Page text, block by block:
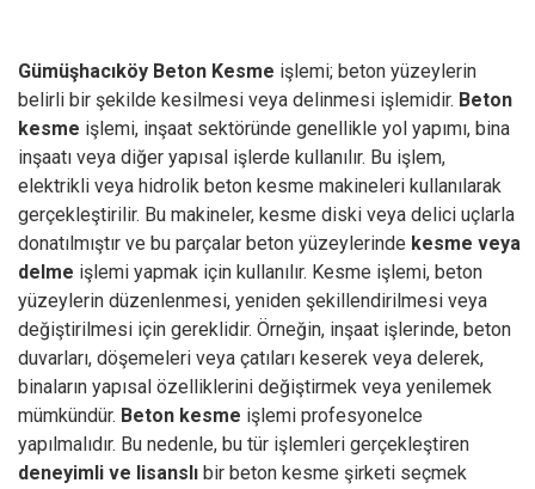
Gümüşhacıköy Beton Kesme işlemi; beton yüzeylerin
belirli bir şekilde kesilmesi veya delinmesi işlemidir. Beton
kesme işlemi, inşaat sektöründe genellikle yol yapımı, bina
inşaatı veya diğer yapısal işlerde kullanılır. Bu işlem,
elektrikli veya hidrolik beton kesme makineleri kullanılarak
gerçekleştirilir. Bu makineler, kesme diski veya delici uçlarla
donatılmıştır ve bu parçalar beton yüzeylerinde kesme veya
delme işlemi yapmak için kullanılır. Kesme işlemi, beton
yüzeylerin düzenlenmesi, yeniden şekillendirilmesi veya
değiştirilmesi için gereklidir. Örneğin, inşaat işlerinde, beton
duvarları, döşemeleri veya çatıları keserek veya delerek,
binaların yapısal özelliklerini değiştirmek veya yenilemek
mümkündür. Beton kesme işlemi profesyonelce
yapılmalıdır. Bu nedenle, bu tür işlemleri gerçekleştiren
deneyimli ve lisanslı bir beton kesme şirketi seçmek